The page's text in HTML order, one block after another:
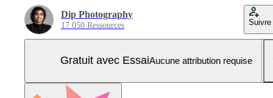
Dip Photography
17 050 Ressources Suivre
Gratuit avec EssaiAucune attribution requise